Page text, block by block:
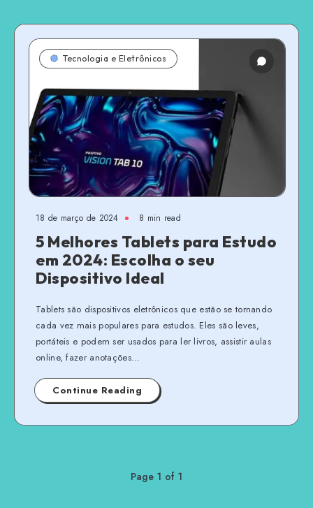
Tecnologia e Eletrônicos
18 de março de 2024 8 min read
5 Melhores Tablets para Estudo
em 2024: Escolha o seu
Dispositivo Ideal
Tablets são dispositivos eletrônicos que estão se tornando
cada vez mais populares para estudos. Eles são leves,
portáteis e podem ser usados para ler livros, assistir aulas
online, fazer anotações…
Continue Reading
Page 1 of 1